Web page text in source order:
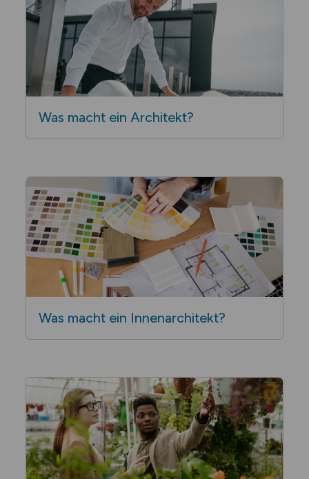
Was macht ein Architekt?
Was macht ein Innen­architekt?